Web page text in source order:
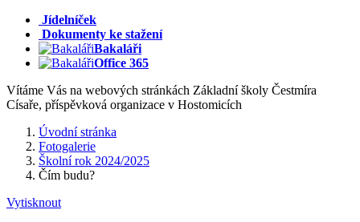
Jídelníček
Dokumenty ke stažení
Bakaláři
Office 365
Vítáme Vás na webových stránkách Základní školy Čestmíra
Císaře, příspěvková organizace v Hostomicích
Úvodní stránka
Fotogalerie
Školní rok 2024/2025
Čím budu?
Vytisknout